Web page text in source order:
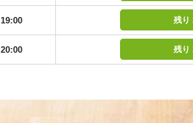
19:00 残り
20:00 残り